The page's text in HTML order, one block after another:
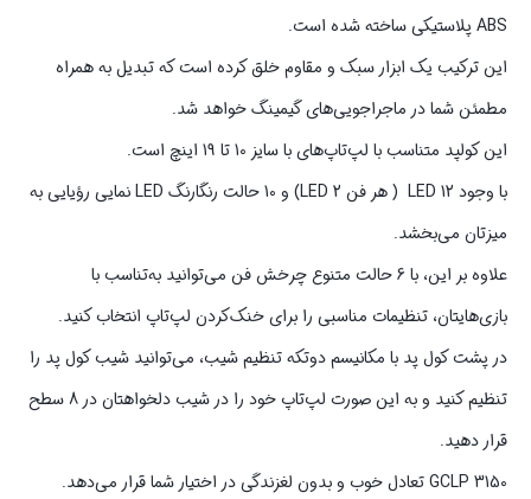
ABS پلاستیکی ساخته شده است.
این ترکیب یک ابزار سبک و مقاوم خلق کرده است که تبدیل به همراه
مطمئن شما در ماجراجویی‌های گیمینگ خواهد شد.
این کولپد متناسب با لپ‌تاپ‌های با سایز 10 تا 19 اینچ است.
با وجود 12 LED ( هر فن 2 LED) و 10 حالت رنگارنگ LED نمایی رؤیایی به
میزتان می‌بخشد.
علاوه بر این، با 6 حالت متنوع چرخش فن می‌توانید به‌تناسب با
بازی‌هایتان، تنظیمات مناسبی را برای خنک‌کردن لپ‌تاپ انتخاب کنید.
در پشت کول پد با مکانیسم دوتکه تنظیم شیب، می‌توانید شیب کول پد را
تنظیم کنید و به این صورت لپ‌تاپ خود را در شیب دلخواهتان در 8 سطح
قرار دهید.
GCLP 3150 تعادل خوب و بدون لغزندگی در اختیار شما قرار می‌دهد.